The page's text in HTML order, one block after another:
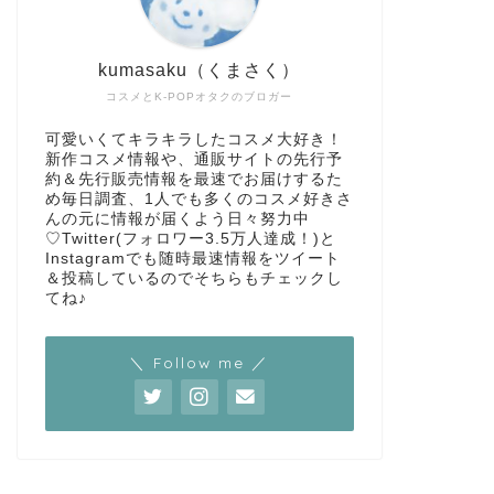
コスメとK-POPオタクのブロガー
kumasaku（くまさく）
可愛いくてキラキラしたコスメ大好き！
新作コスメ情報や、通販サイトの先行予
約＆先行販売情報を最速でお届けするた
め毎日調査、1人でも多くのコスメ好きさ
んの元に情報が届くよう日々努力中
♡Twitter(フォロワー3.5万人達成！)と
Instagramでも随時最速情報をツイート
＆投稿しているのでそちらもチェックし
てね♪
＼ Follow me ／